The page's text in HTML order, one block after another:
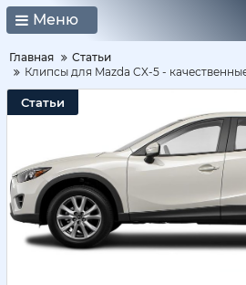
Меню
Главная
Статьи
Клипсы для Mazda CX-5 -
Статьи